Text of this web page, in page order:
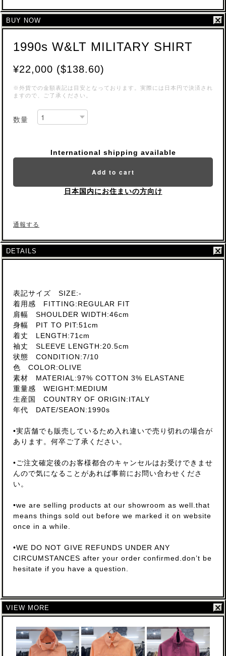
BUY NOW
1990s W&LT MILITARY SHIRT
¥22,000 ($138.60)
※外貨での金額表記は目安となっております。実際には日本円で決済され
ますので、ご了承ください。
数量
International shipping available
Add to cart
日本国内にお住まいの方向け
通報する
DETAILS
表記サイズ SIZE:-
着用感 FITTING:REGULAR FIT
肩幅 SHOULDER WIDTH:46cm
身幅 PIT TO PIT:51cm
着丈 LENGTH:71cm
袖丈 SLEEVE LENGTH:20.5cm
状態 CONDITION:7/10
色 COLOR:OLIVE
素材 MATERIAL:97% COTTON 3% ELASTANE
重量感 WEIGHT:MEDIUM
生産国 COUNTRY OF ORIGIN:ITALY
年代 DATE/SEAON:1990s
•実店舗でも販売しているため入れ違いで売り切れの場合が
あります。何卒ご了承ください。
•ご注文確定後のお客様都合のキャンセルはお受けできませ
んので気になることがあれば事前にお問い合わせくださ
い。
•we are selling products at our showroom as well.that
means things sold out before we marked it on website
once in a while.
•WE DO NOT GIVE REFUNDS UNDER ANY
CIRCUMSTANCES after your order confirmed.don’t be
hesitate if you have a question.
VIEW MORE